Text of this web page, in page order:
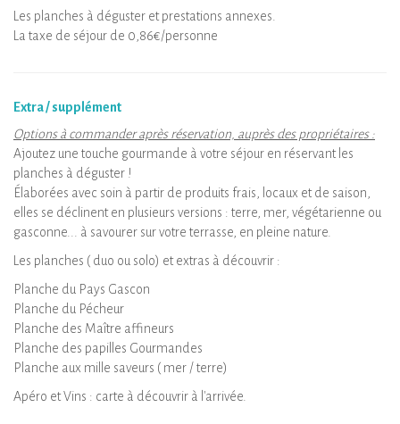
Les planches à déguster et prestations annexes.
La taxe de séjour de 0,86€/personne
Extra / supplément
Options à commander après réservation, auprès des propriétaires :
Ajoutez une touche gourmande à votre séjour en réservant les
planches à déguster !
Élaborées avec soin à partir de produits frais, locaux et de saison,
elles se déclinent en plusieurs versions : terre, mer, végétarienne ou
gasconne... à savourer sur votre terrasse, en pleine nature.
Les planches ( duo ou solo) et extras à découvrir :
Planche du Pays Gascon
Planche du Pécheur
Planche des Maître affineurs
Planche des papilles Gourmandes
Planche aux mille saveurs ( mer / terre)
Apéro et Vins : carte à découvrir à l'arrivée.